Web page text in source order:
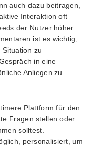
auch dazu beitragen,
Interaktion oft
der Nutzer höher
ist es wichtig,
zu
in eine
Anliegen zu
Plattform für den
Fragen stellen oder
solltest.
personalisiert, um